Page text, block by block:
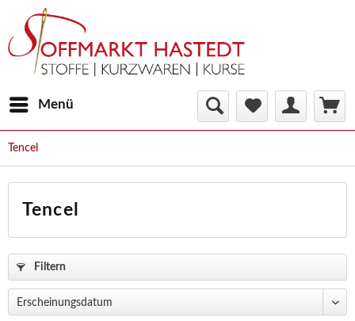
Menü
Tencel
Tencel
Filtern